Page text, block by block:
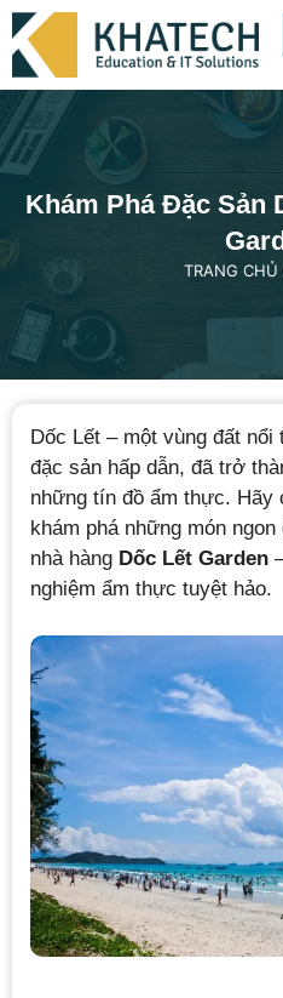
Khám Phá Đặc Sản
TRANG CHỦ
Dốc Lết – một vùng đất
đặc sản hấp dẫn, đã trở
những tín đồ ẩm thực. Hãy
khám phá những món
nhà hàng Dốc Lết Garden
nghiệm ẩm thực tuyệt hảo.